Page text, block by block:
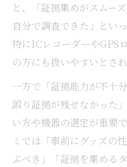
と、「証拠集めがスムー
自分で調査できた」とい
特にICレコーダーやGPS
の方にも扱いやすいとされ
一方で「証拠能力が不十
誤り証拠が残せなかった
い方や機器の選定が重要
ミでは「事前にグッズの
ぶべき」「証拠を集める